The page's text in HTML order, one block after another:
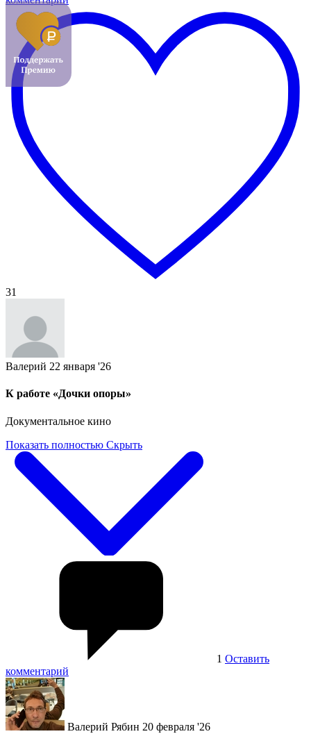
31
Валерий 22 января '26
К работе «Дочки опоры»
Документальное кино
Показать полностью Скрыть
1 Оставить
комментарий
Валерий Рябин 20 февраля '26